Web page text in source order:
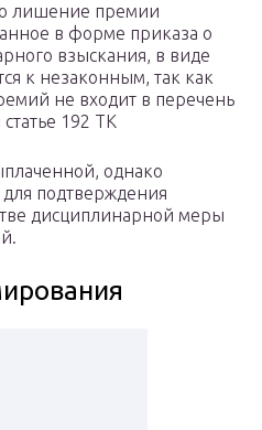
лишение премии
в форме приказа о
взыскания, в виде
к незаконным, так как
не входит в перечень
192 ТК
однако
подтверждения
дисциплинарной меры